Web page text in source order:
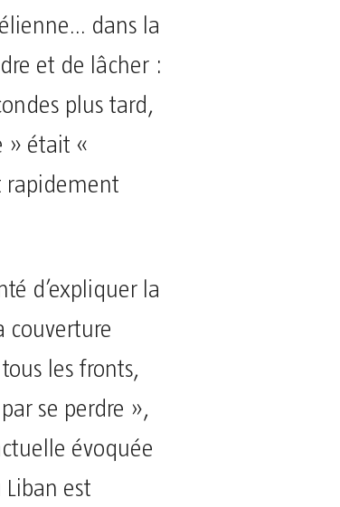
dans la
et de lâcher :
plus tard,
» était «
rapidement
d’expliquer la
couverture
les fronts,
se perdre »,
évoquée
est